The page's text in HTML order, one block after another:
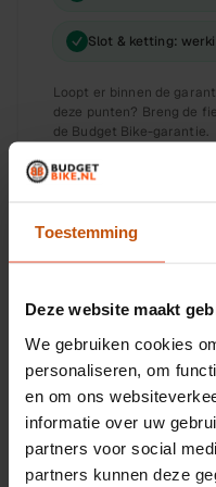
Toestemming
Deze website maakt
We gebruiken cookies
personaliseren, om
en om ons
informatie over uw
partners voor social
partners kunnen deze
Slot & ketting:
Loopt er binnen de
deze punten? Breng de
de Budget Bike-garantie.
Klassieke heren
Naafversnelling:
28 inch wielen
Gecontroleerd
Leiden